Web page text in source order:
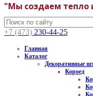
"Мы создаем тепло
+7 (473) 230-44-25
Главная
Каталог
Декоративные
Короед